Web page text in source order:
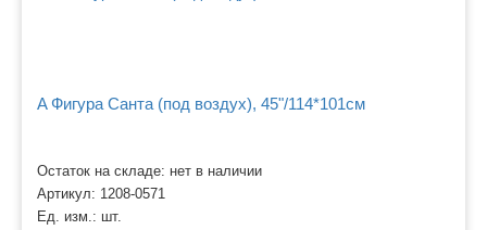
A Фигура Санта (под воздух), 45"/114*101см
Остаток на складе: нет в наличии
Артикул: 1208-0571
Ед. изм.: шт.